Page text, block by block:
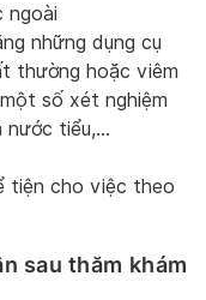
ngoài
những dụng cụ
thường hoặc viêm
số xét nghiệm
nước tiểu,…
tiện cho việc theo
sau thăm khám